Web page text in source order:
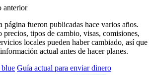
anterior
página fueron publicadas hace varios años.
precios, tipos de cambio, visas, comisiones,
locales pueden haber cambiado, así que
actual antes de hacer planes.
Guía actual para enviar dinero